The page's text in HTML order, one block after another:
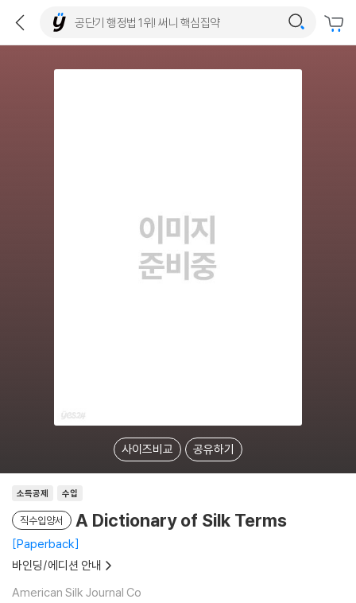
사이즈비교 공유하기
소득공제 수입
직수입양서 A Dictionary of Silk Terms
Paperback
바인딩/에디션 안내
American Silk Journal Co